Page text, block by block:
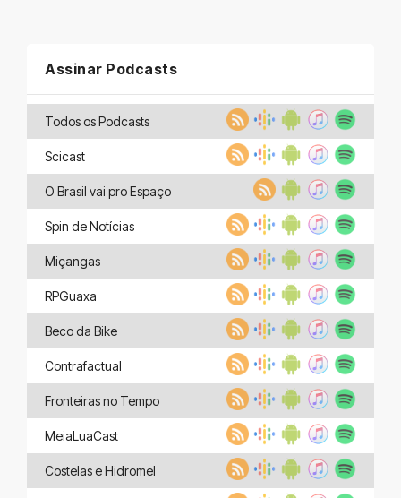
Assinar Podcasts
Todos os Podcasts
Scicast
O Brasil vai pro Espaço
Spin de Notícias
Miçangas
RPGuaxa
Beco da Bike
Contrafactual
Fronteiras no Tempo
MeiaLuaCast
Costelas e Hidromel